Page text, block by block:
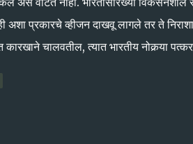
अशा प्रकारचे व्हीजन दाखवू लागले तर ते
कारखाने चालवतील, त्यात भारतीय नोकर्‍या